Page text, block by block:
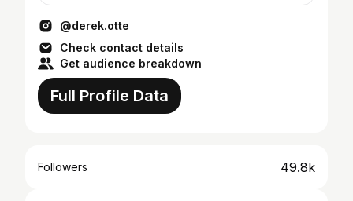
@derek.otte
Check contact details
Get audience breakdown
Full Profile Data
Followers 49.8k